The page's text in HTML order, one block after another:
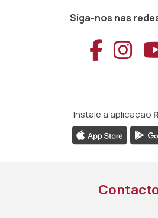
Siga-nos nas
Instale a aplicação